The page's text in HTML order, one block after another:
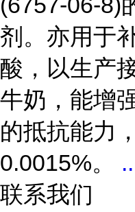
剂。亦用于
酸，以生产
牛奶，能增
的抵抗能力
0.0015%。
联系我们